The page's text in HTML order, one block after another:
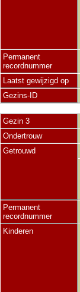
Permanent
recordnummer
Laatst gewijzigd op
Gezins-ID
Gezin 3
Ondertrouw
Getrouwd
Permanent
recordnummer
Kinderen